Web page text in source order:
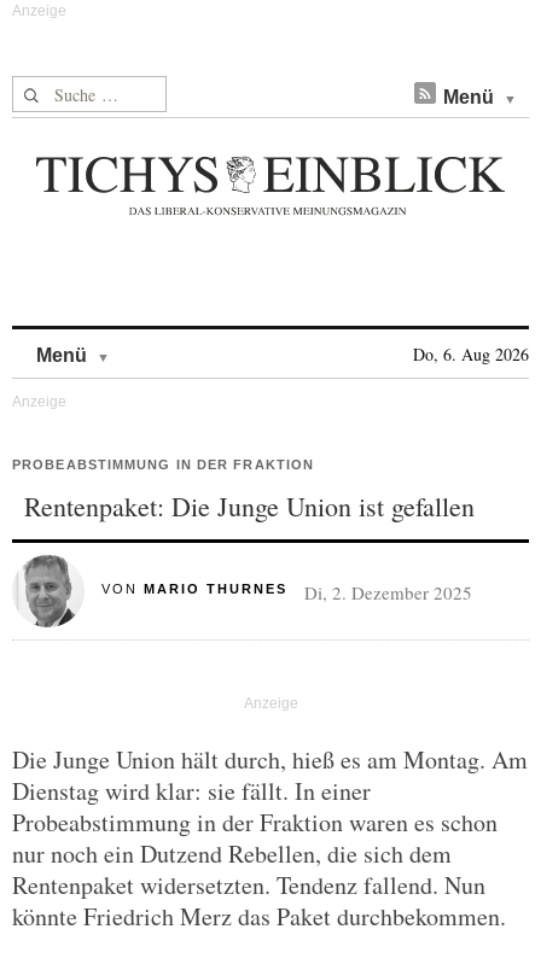
Suche nach: Menü
Menü Do, 6. Aug 2026
PROBEABSTIMMUNG IN DER FRAKTION
Rentenpaket: Die Junge Union ist gefallen
VON MARIO THURNES Di, 2. Dezember 2025
Die Junge Union hält durch, hieß es am Montag. Am
Dienstag wird klar: sie fällt. In einer
Probeabstimmung in der Fraktion waren es schon
nur noch ein Dutzend Rebellen, die sich dem
Rentenpaket widersetzten. Tendenz fallend. Nun
könnte Friedrich Merz das Paket durchbekommen.